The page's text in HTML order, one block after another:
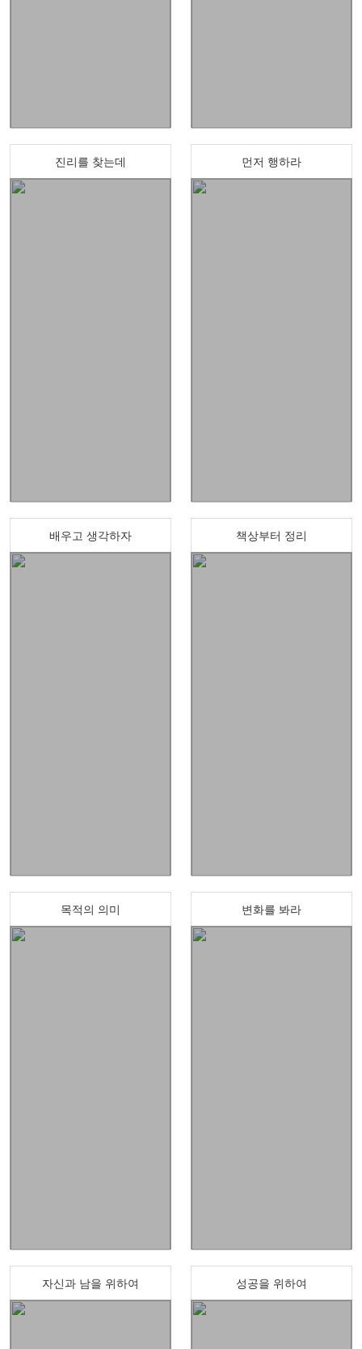
진리를 찾는데 먼저 행하라
배우고 생각하자 책상부터 정리
목적의 의미 변화를 봐라
자신과 남을 위하여 성공을 위하여